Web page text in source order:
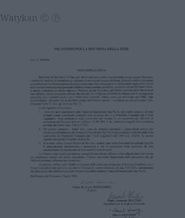
Watykan Ⓒ Ⓟ